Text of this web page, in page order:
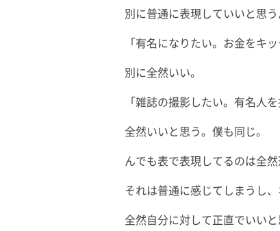
別に普通に表現していいと思う
「有名になりたい。お金をキッ
別に全然いい。
「雑誌の撮影したい。有名人を
全然いいと思う。僕も同じ。
んでも表で表現してるのは全然
それは普通に感じてしまうし
全然自分に対して正直でいいと